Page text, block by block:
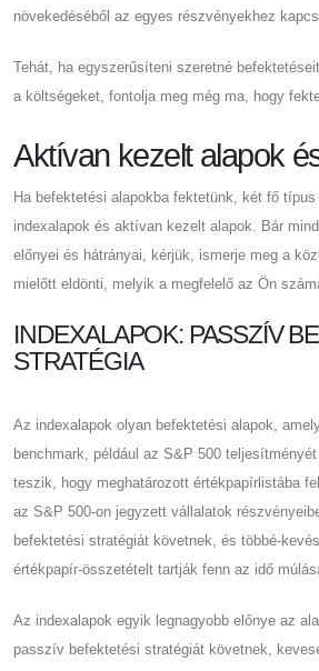
növekedéséből az egyes részvényekhez
Tehát, ha egyszerűsíteni szeretné
a költségeket, fontolja meg még ma, hogy
Aktívan kezelt alapok
Ha befektetési alapokba fektetünk, két fő
indexalapok és aktívan kezelt alapok. Bár
előnyei és hátrányai, kérjük, ismerje meg a
mielőtt eldönti, melyik a megfelelő az Ön
INDEXALAPOK: PASSZÍV
STRATÉGIA
Az indexalapok olyan befektetési alapok,
benchmark, például az S&P 500
teszik, hogy meghatározott értékpapírlistába
az S&P 500-on jegyzett vállalatok
befektetési stratégiát követnek, és többé-
értékpapír-összetételt tartják fenn az idő
Az indexalapok egyik legnagyobb előnye az
passzív befektetési stratégiát követnek,